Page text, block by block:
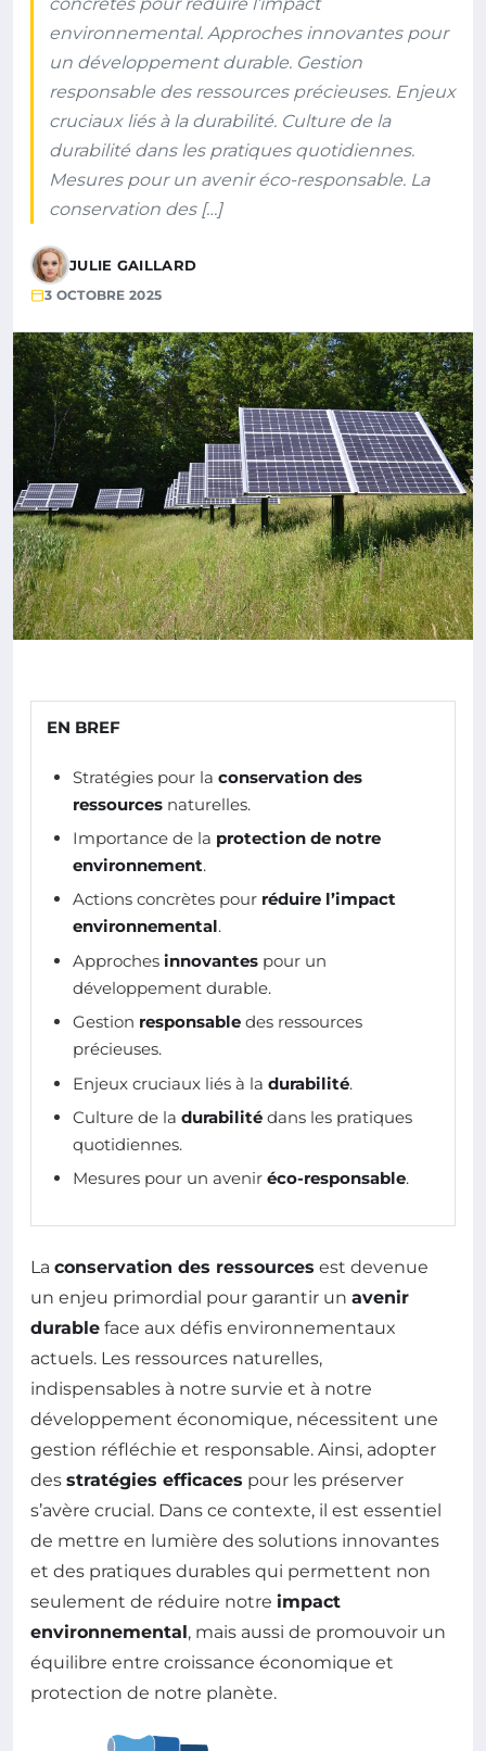
environnemental. Approches innovantes pour
un développement durable. Gestion
responsable des ressources précieuses. Enjeux
cruciaux liés à la durabilité. Culture de la
durabilité dans les pratiques quotidiennes.
Mesures pour un avenir éco-responsable. La
conservation des […]
JULIE GAILLARD
3 OCTOBRE 2025
EN BREF
Stratégies pour la conservation des
ressources naturelles.
Importance de la protection de notre
environnement.
Actions concrètes pour réduire l’impact
environnemental.
Approches innovantes pour un
développement durable.
Gestion responsable des ressources
précieuses.
Enjeux cruciaux liés à la durabilité.
Culture de la durabilité dans les pratiques
quotidiennes.
Mesures pour un avenir éco-responsable.
La conservation des ressources est devenue
un enjeu primordial pour garantir un avenir
durable face aux défis environnementaux
actuels. Les ressources naturelles,
indispensables à notre survie et à notre
développement économique, nécessitent une
gestion réfléchie et responsable. Ainsi, adopter
des stratégies efficaces pour les préserver
s’avère crucial. Dans ce contexte, il est essentiel
de mettre en lumière des solutions innovantes
et des pratiques durables qui permettent non
seulement de réduire notre impact
environnemental, mais aussi de promouvoir un
équilibre entre croissance économique et
protection de notre planète.